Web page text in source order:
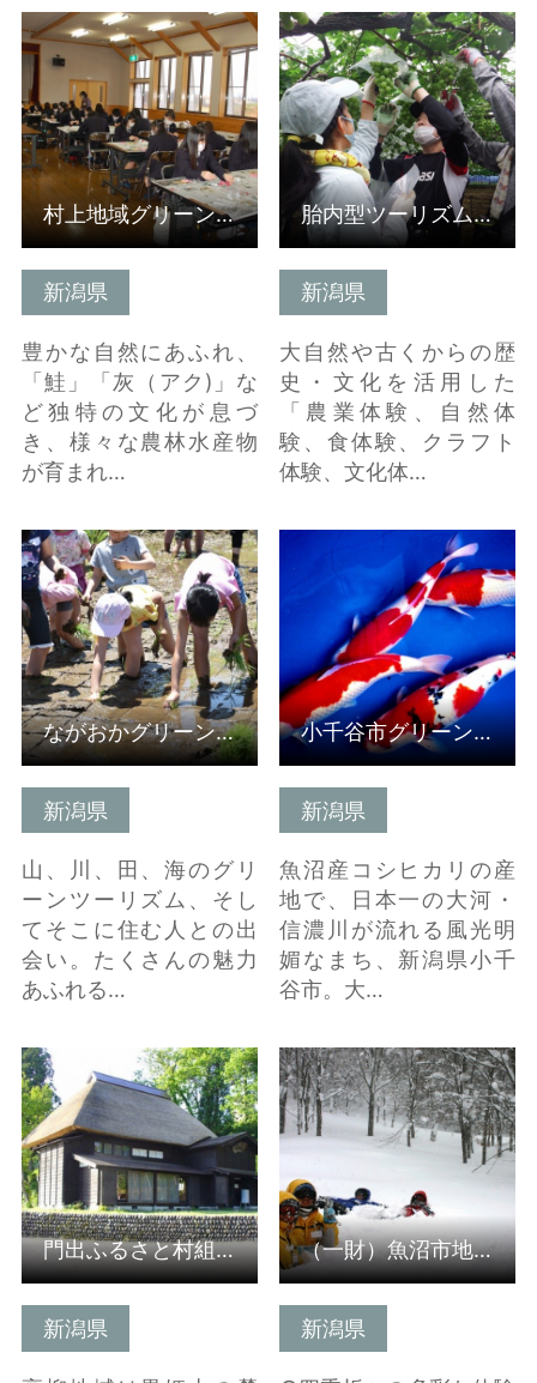
新潟県
豊かな自然にあふれ、
「鮭」「灰（アク)」な
ど独特の文化が息づ
き、様々な農林水産物
が育まれ…
詳細はこちら
村上地域グリーン・ツーリズム協議会（受入組織）
新潟県
大自然や古くからの歴
史・文化を活用した
「農業体験、自然体
験、食体験、クラフト
体験、文化体…
詳細はこちら
胎内型ツーリズム推進協議会301人会（受入組織）
新潟県
山、川、田、海のグリ
ーンツーリズム、そし
てそこに住む人との出
会い。たくさんの魅力
あふれる…
詳細はこちら
ながおかグリーン・ツーリズム推進協議会（受入組織）
新潟県
魚沼産コシヒカリの産
地で、日本一の大河・
信濃川が流れる風光明
媚なまち、新潟県小千
谷市。大…
小千谷市グリーン・ツーリズム推進協議会(受入組織）
新潟県
詳細はこちら
門出ふるさと村組合(受入組織）
新潟県
詳細はこちら
（一財）魚沼市地域づくり振興公社(受入組織）